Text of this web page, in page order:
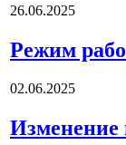
26.06.2025
Режим
02.06.2025
Изменение